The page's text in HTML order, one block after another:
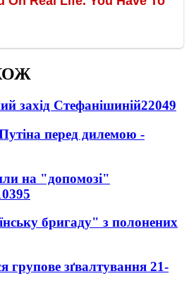
захід Стефанішиній22049
перед дилемою -
на "допомозі"
бригаду" з полонених
групове зґвалтування 21-